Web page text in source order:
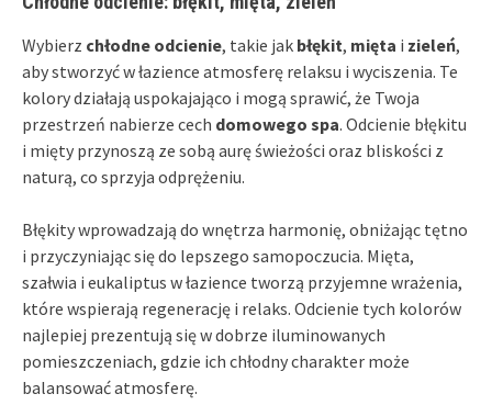
Wybierz chłodne odcienie, takie jak błękit, mięta i zieleń,
aby stworzyć w łazience atmosferę relaksu i wyciszenia. Te
kolory działają uspokajająco i mogą sprawić, że Twoja
przestrzeń nabierze cech domowego spa. Odcienie błękitu
i mięty przynoszą ze sobą aurę świeżości oraz bliskości z
naturą, co sprzyja odprężeniu.
Błękity wprowadzają do wnętrza harmonię, obniżając tętno
i przyczyniając się do lepszego samopoczucia. Mięta,
szałwia i eukaliptus w łazience tworzą przyjemne wrażenia,
które wspierają regenerację i relaks. Odcienie tych kolorów
najlepiej prezentują się w dobrze iluminowanych
pomieszczeniach, gdzie ich chłodny charakter może
balansować atmosferę.